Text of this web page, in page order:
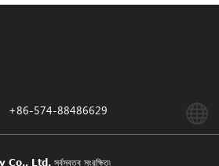
+86-574-88486629
Ltd. সর্বস্বত্ব সংরক্ষিত৷